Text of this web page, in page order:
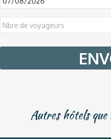
DD
slash
MM
Autres hôtels